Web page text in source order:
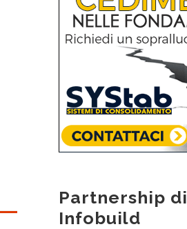
Partnership di
Infobuild